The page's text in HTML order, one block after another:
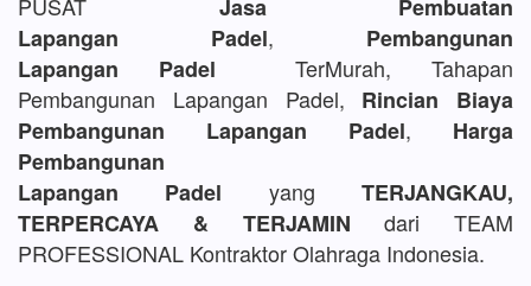
Jasa Pembuatan
Lapangan Padel, Pembangunan
Lapangan Padel TerMurah, Tahapan
Pembangunan Lapangan Padel, Rincian Biaya
Pembangunan Lapangan Padel, Harga
Pembangunan
Lapangan Padel yangTERJANGKAU,
TERPERCAYA & TERJAMIN dari TEAM
PROFESSIONAL Kontraktor Olahraga Indonesia.